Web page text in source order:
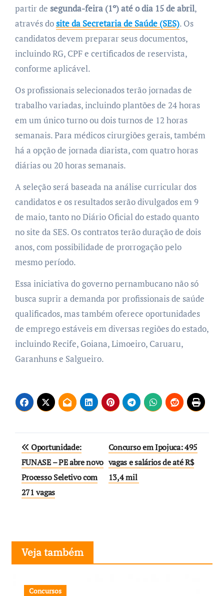
partir de segunda-feira (1º) até o dia 15 de abril,
através dosite da Secretaria de Saúde (SES). Os
candidatos devem preparar seus documentos,
incluindo RG, CPF e certificados de reservista,
conforme aplicável.
Os profissionais selecionados terão jornadas de
trabalho variadas, incluindo plantões de 24 horas
em um único turno ou dois turnos de 12 horas
semanais. Para médicos cirurgiões gerais, também
há a opção de jornada diarista, com quatro horas
diárias ou 20 horas semanais.
A seleção será baseada na análise curricular dos
candidatos e os resultados serão divulgados em 9
de maio, tanto no Diário Oficial do estado quanto
no site da SES. Os contratos terão duração de dois
anos, com possibilidade de prorrogação pelo
mesmo período.
Essa iniciativa do governo pernambucano não só
busca suprir a demanda por profissionais de saúde
qualificados, mas também oferece oportunidades
de emprego estáveis em diversas regiões do estado,
incluindo Recife, Goiana, Limoeiro, Caruaru,
Garanhuns e Salgueiro.
Navegação
de
Post
Oportunidade:
FUNASE – PE abre novo
Processo Seletivo com
271 vagas
Concurso em Ipojuca: 495
vagas e salários de até R$
13,4 mil
Veja também
Concursos